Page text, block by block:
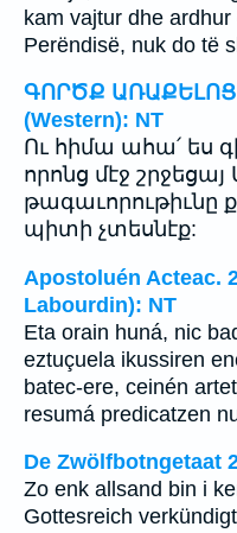
kam vajtur dhe
Perëndisë, nuk do të
ԳՈՐԾՔ ԱՌԱՔԵԼՈՑ
(Western): NT
Ու հիմա ահա՛ ես
որոնց մէջ շրջեցայ
թագաւորութիւնը
պիտի չտեսնէք:
Apostoluén Acteac.
Labourdin): NT
Eta orain huná, nic
eztuçuela ikussiren
batec-ere, ceinén
resumá predicatzen
De Zwölfbotngetaat
Zo enk allsand bin i
Gottesreich